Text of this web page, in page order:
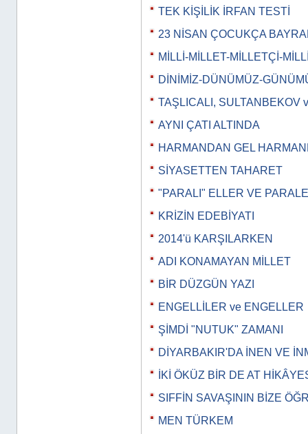
TEK KİŞİLİK İRFAN TESTİ
23 NİSAN ÇOCUKÇA
MİLLİ-MİLLET-MİLLETÇİ-
DİNİMİZ-DÜNÜMÜZ-
TAŞLICALI, SULTANBEKOV
AYNI ÇATI ALTINDA
HARMANDAN GEL
SİYASETTEN TAHARET
"PARALI" ELLER VE
KRİZİN EDEBİYATI
2014'ü KARŞILARKEN
ADI KONAMAYAN MİLLET
BİR DÜZGÜN YAZI
ENGELLİLER ve ENGELLER
ŞİMDİ "NUTUK" ZAMANI
DİYARBAKIR'DA İNEN VE
İKİ ÖKÜZ BİR DE AT
SIFFİN SAVAŞININ BİZE
MEN TÜRKEM